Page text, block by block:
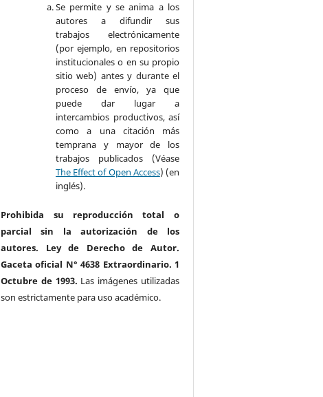
Se permite y se anima a los
autores a difundir sus
trabajos electrónicamente
(por ejemplo, en repositorios
institucionales o en su propio
sitio web) antes y durante el
proceso de envío, ya que
puede dar lugar a
intercambios productivos, así
como a una citación más
temprana y mayor de los
trabajos publicados (Véase
The Effect of Open Access) (en
inglés).
Prohibida su reproducción total o
parcial sin la autorización de los
autores. Ley de Derecho de Autor.
Gaceta oficial N° 4638 Extraordinario. 1
Octubre de 1993. Las imágenes utilizadas
son estrictamente para uso académico.